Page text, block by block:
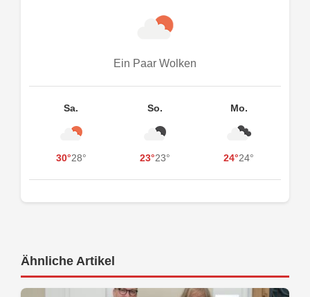
Ein Paar Wolken
Sa.
30°28°
So.
23°23°
Mo.
24°24°
Ähnliche Artikel